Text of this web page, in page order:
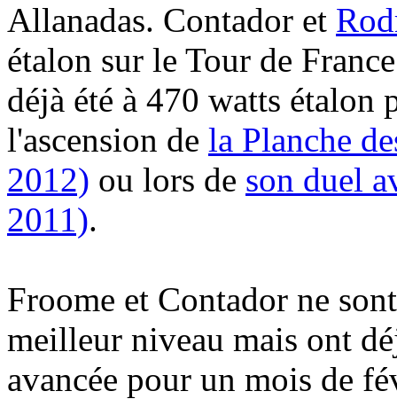
Allanadas. Contador et
étalon sur le Tour de
déjà été à 470 watts étalon
l'ascension de la Planche
2012) ou lors de son duel
2011).
Froome et Contador ne
meilleur niveau mais ont
avancée pour un mois de